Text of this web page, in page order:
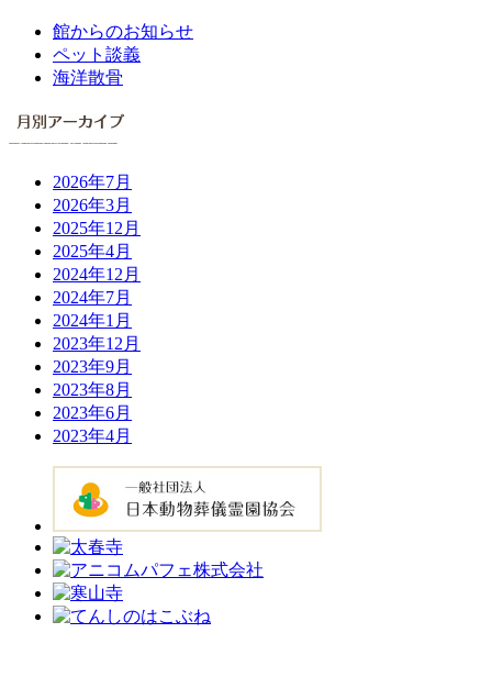
館からのお知らせ
ペット談義
海洋散骨
2026年7月
2026年3月
2025年12月
2025年4月
2024年12月
2024年7月
2024年1月
2023年12月
2023年9月
2023年8月
2023年6月
2023年4月